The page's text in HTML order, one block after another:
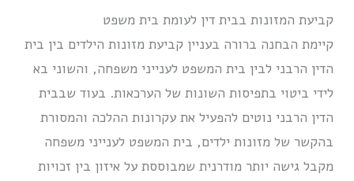
קביעת המזונות בבית דין לעומת בית משפט
קיימת הבחנה ברורה בעניין קביעת מזונות הילדים בין בית
הדין הרבני לבין בית המשפט לענייני משפחה, והשוני בא
לידי ביטוי בתפיסות השונות של הערכאות. בעוד שבבית
הדין הרבני נוטים להפעיל את עקרונות ההלכה והמסורת
בהקשר של מזונות ילדים, בית המשפט לענייני משפחה
מקבל גישה יותר מודרנית שמבוססת על איזון בין זכויות